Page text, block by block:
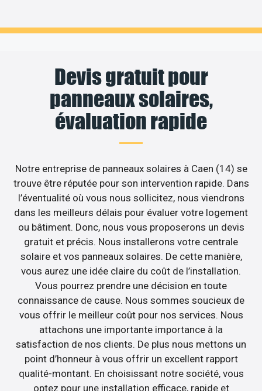
Devis gratuit pour
panneaux solaires,
évaluation rapide
Notre entreprise de panneaux solaires à Caen (14) se
trouve être réputée pour son intervention rapide. Dans
l’éventualité où vous nous sollicitez, nous viendrons
dans les meilleurs délais pour évaluer votre logement
ou bâtiment. Donc, nous vous proposerons un devis
gratuit et précis. Nous installerons votre centrale
solaire et vos panneaux solaires. De cette manière,
vous aurez une idée claire du coût de l’installation.
Vous pourrez prendre une décision en toute
connaissance de cause. Nous sommes soucieux de
vous offrir le meilleur coût pour nos services. Nous
attachons une importante importance à la
satisfaction de nos clients. De plus nous mettons un
point d’honneur à vous offrir un excellent rapport
qualité-montant. En choisissant notre société, vous
optez pour une installation efficace, rapide et